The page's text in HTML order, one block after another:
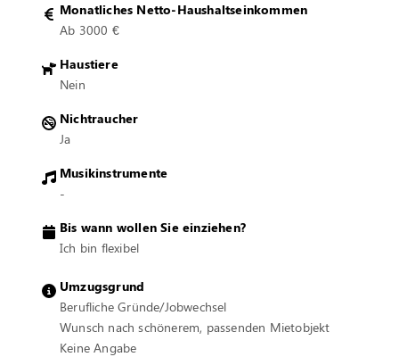
Monatliches Netto-Haushaltseinkommen
Ab 3000 €
Haustiere
Nein
Nichtraucher
Ja
Musikinstrumente
-
Bis wann wollen Sie einziehen?
Ich bin flexibel
Umzugsgrund
Berufliche Gründe/Jobwechsel
Wunsch nach schönerem, passenden Mietobjekt
Keine Angabe